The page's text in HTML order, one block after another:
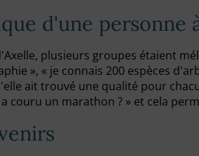
d'une personne
plusieurs groupes étaient
», « je connais 200 espèces
ait trouvé une qualité pour
couru un marathon ? » et cela